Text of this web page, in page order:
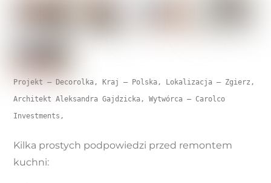
Projekt – Decorolka, Kraj – Polska, Lokalizacja – Zgierz,
Architekt Aleksandra Gajdzicka, Wytwórca – Carolco
Kilka prostych podpowiedzi przed remontem
kuchni: